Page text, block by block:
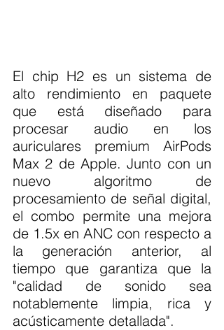
El chip H2 es un sistema de
alto rendimiento en paquete
que está diseñado para
procesar audio en los
auriculares premium AirPods
Max 2 de Apple. Junto con un
nuevo algoritmo de
procesamiento de señal digital,
el combo permite una mejora
de 1.5x en ANC con respecto a
la generación anterior, al
tiempo que garantiza que la
"calidad de sonido sea
notablemente limpia, rica y
acústicamente detallada".